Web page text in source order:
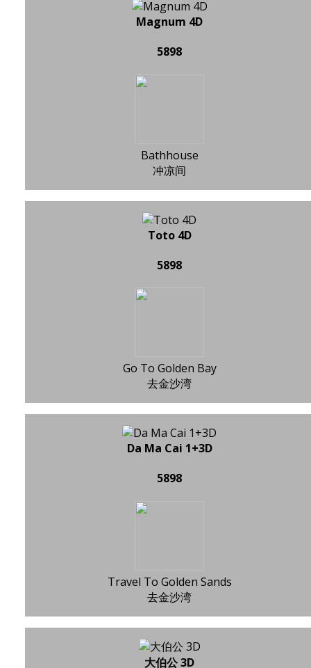
Magnum 4D
5898
Bathhouse
冲凉间
Toto 4D
5898
Go To Golden Bay
去金沙湾
Da Ma Cai 1+3D
5898
Travel To Golden Sands
去金沙湾
大伯公 3D